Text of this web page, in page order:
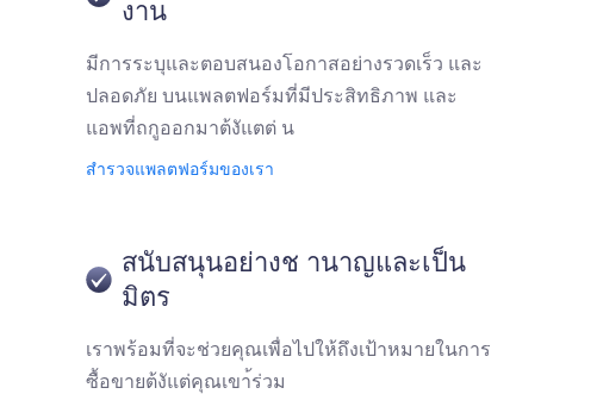
งาน
มีการระบุและตอบสนองโอกาสอย่างรวดเร็ว และ
ปลอดภัย บนแพลตฟอร์มที่มีประสิทธิภาพ และ
แอพที่ถกูออกมาต้งัแตต่ น
สำรวจแพลตฟอร์มของเรา
สนับสนุนอย่างช านาญและเป็น
มิตร
เราพร้อมที่จะช่วยคุณเพื่อไปให้ถึงเป้าหมายในการ
ซื้อขายต้งัแต่คุณเขา้ร่วม